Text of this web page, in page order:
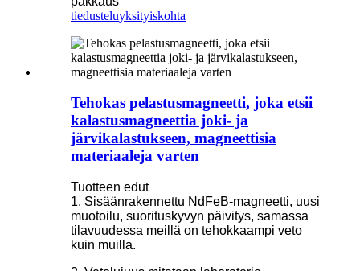
tiedusteluyksityiskohta
Tehokas pelastusmagneetti, joka etsii
kalastusmagneettia joki- ja
järvikalastukseen, magneettisia
materiaaleja varten
Tuotteen edut
1. Sisäänrakennettu NdFeB-magneetti, uusi
muotoilu, suorituskyvyn päivitys, samassa
tilavuudessa meillä on tehokkaampi veto
kuin muilla.